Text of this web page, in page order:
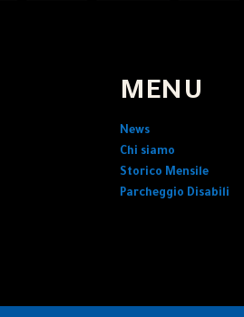
MENU
News
Chi siamo
Storico Mensile
Parcheggio Disabili